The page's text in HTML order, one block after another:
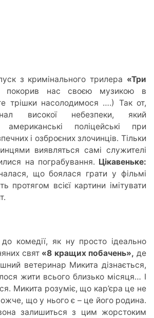
з кримінального трилера «Три
покорив нас своєю музикою в
трішки насолодимося ….) Так от,
високої небезпеки, який
американські поліцейські при
і озброєних злочинців. Тільки
виявляться самі служителі
на пограбування. Цікавеньке:
що боялася грати у фільмі
протягом всієї картини імітувати
комедії, як ну просто ідеально
свят«8 кращих побачень», де
ветеринар Микита дізнається,
жити всього близько місяця… І
Микита розуміє, що кар’єра це не
що у нього є – це його родина.
залишиться з цим жорстоким